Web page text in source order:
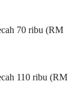
70 ribu (RM
110 ribu (RM